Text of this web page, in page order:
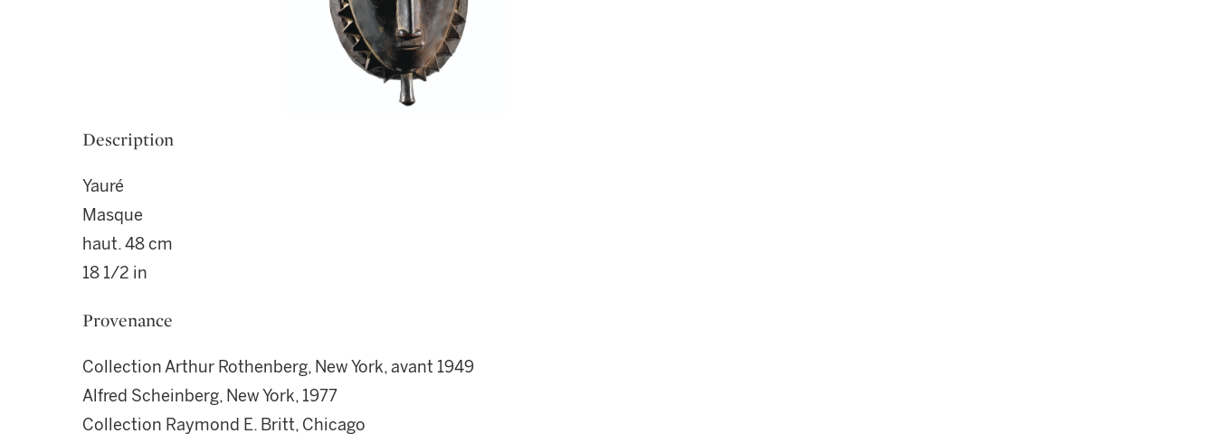
Description
Yauré
Masque
haut. 48 cm
18 1/2 in
Provenance
Collection Arthur Rothenberg, New York, avant 1949
Alfred Scheinberg, New York, 1977
Collection Raymond E. Britt, Chicago